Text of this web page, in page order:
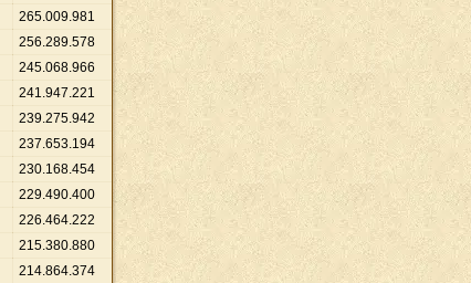
265.009.981
256.289.578
245.068.966
241.947.221
239.275.942
237.653.194
230.168.454
229.490.400
226.464.222
215.380.880
214.864.374